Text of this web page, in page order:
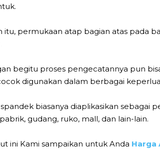
itu, permukaan atap bagian atas pada
begitu proses pengecatannya pun
digunakan dalam berbagai
biasanya diaplikasikan sebagai
gudang, ruko, mall, dan lain-lain.
ini Kami sampaikan untuk Anda Harga